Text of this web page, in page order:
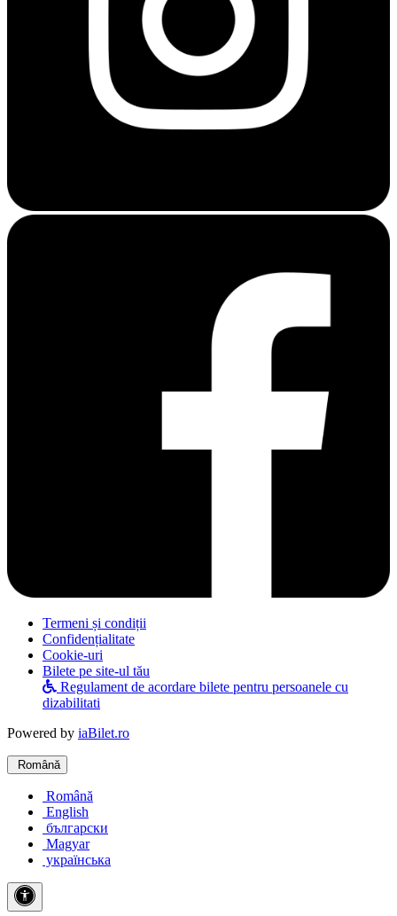
Termeni și condiții
Confidențialitate
Cookie-uri
Bilete pe site-ul tău
Regulament de acordare bilete pentru persoanele cu
dizabilitati
Powered by iaBilet.ro
Română
Română
English
български
Magyar
українська